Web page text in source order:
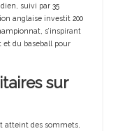
suivi par 35
anglaise investit 200
s’inspirant
et du baseball pour
sur
atteint des sommets,